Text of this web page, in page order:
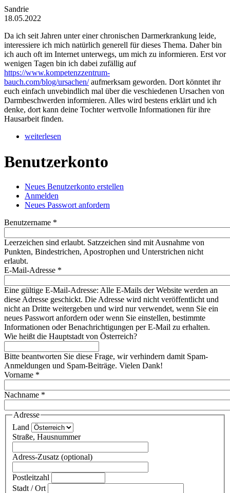
Sandrie
18.05.2022
Da ich seit Jahren unter einer chronischen Darmerkrankung leide,
interessiere ich mich natürlich generell für dieses Thema. Daher bin
ich auch oft im Internet unterwegs, um mich zu informieren. Erst vor
wenigen Tagen bin ich dabei zufällig auf
https://www.kompetenzzentrum-
bauch.com/blog/ursachen/aufmerksam geworden. Dort könntet ihr
euch einfach unvebindlich mal über die veschiedenen Ursachen von
Darmbeschwerden informieren. Alles wird bestens erklärt und ich
denke, dort kann deine Tochter wertvolle Informationen für ihre
Hausarbeit finden.
weiterlesen
Benutzerkonto
Haupt-Reiter
Neues Benutzerkonto erstellen
Anmelden
Neues Passwort anfordern
Benutzername *
Leerzeichen sind erlaubt. Satzzeichen sind mit Ausnahme von
Punkten, Bindestrichen, Apostrophen und Unterstrichen nicht
erlaubt.
E-Mail-Adresse *
Eine gültige E-Mail-Adresse: Alle E-Mails der Website werden an
diese Adresse geschickt. Die Adresse wird nicht veröffentlicht und
nicht an Dritte weitergeben und wird nur verwendet, wenn Sie ein
neues Passwort anfordern oder wenn Sie einstellen, bestimmte
Informationen oder Benachrichtigungen per E-Mail zu erhalten.
Wie heißt die Hauptstadt von Österreich?
Bitte beantworten Sie diese Frage, wir verhindern damit Spam-
Anmeldungen und Spam-Beiträge. Vielen Dank!
Vorname *
Nachname *
Adresse
Land
Straße, Hausnummer
Adress-Zusatz (optional)
Postleitzahl
Stadt / Ort